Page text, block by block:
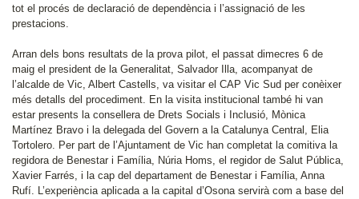
tot el procés de declaració de dependència i l’assignació de les
prestacions.
Arran dels bons resultats de la prova pilot, el passat dimecres 6 de
maig el president de la Generalitat, Salvador Illa, acompanyat de
l’alcalde de Vic, Albert Castells, va visitar el CAP Vic Sud per conèixer
més detalls del procediment. En la visita institucional també hi van
estar presents la consellera de Drets Socials i Inclusió, Mònica
Martínez Bravo i la delegada del Govern a la Catalunya Central, Elia
Tortolero. Per part de l’Ajuntament de Vic han completat la comitiva la
regidora de Benestar i Família, Núria Homs, el regidor de Salut Pública,
Xavier Farrés, i la cap del departament de Benestar i Família, Anna
Rufí. L’experiència aplicada a la capital d’Osona servirà com a base del